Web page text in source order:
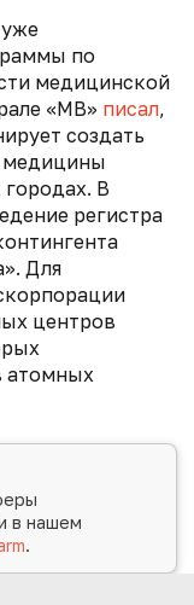
по
медицинской
«МВ» писал,
создать
медицины
В
регистра
Для
центров
атомных
в нашем
.